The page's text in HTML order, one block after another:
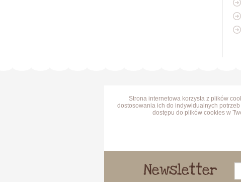
Strona internetowa korzysta z plików
dostosowania ich do indywidualnych
dostępu do plików cookies w
Newsletter